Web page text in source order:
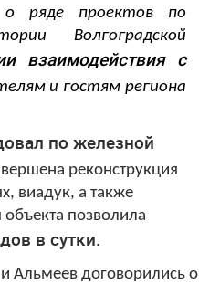
о ряде проектов по
Волгоградской
взаимодействия с
и гостям региона
по железной
реконструкция
виадук, а также
позволила
в сутки.
Альмеев договорились о